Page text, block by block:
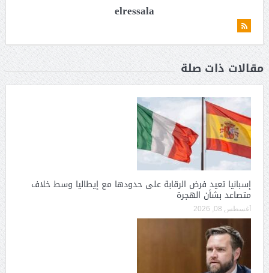
elressala
مقالات ذات صلة
إسبانيا تعيد فرض الرقابة على حدودها مع إيطاليا وسط خلاف
متصاعد بشأن الهجرة
أغسطس 08, 2026